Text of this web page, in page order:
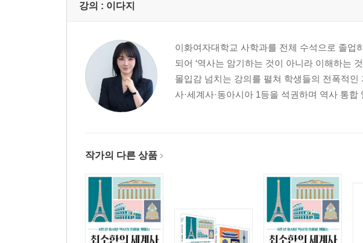
강의 : 이다지
이화여자대학교 사학과를 전체 수석으로 졸업
되어 ‘역사는 암기하는 것이 아니라 이해하는
몰입감 넘치는 강의를 펼쳐 학생들의 전폭적
사·세계사·동아시아 1등을 석권하며 역사 통
작가의 다른 상품